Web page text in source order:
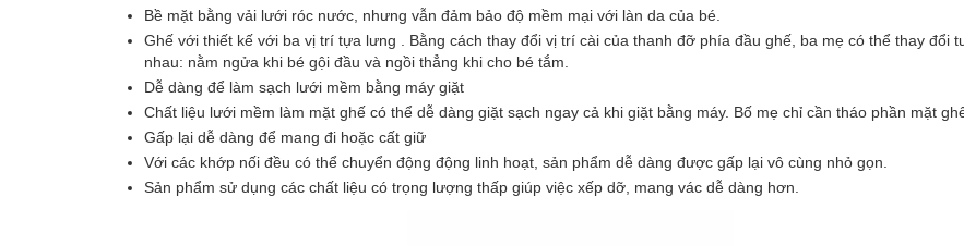
Bề mặt bằng vải lưới róc nước, nhưng vẫn đảm bảo độ mềm mại với làn da của bé.
Ghế với thiết kế với ba vị trí tựa lưng . Bằng cách thay đổi vị trí cài của thanh đỡ phía đầu ghế, ba mẹ có thể thay đổi
nhau: nằm ngửa khi bé gội đầu và ngồi thẳng khi cho bé tắm.
Dễ dàng để làm sạch lưới mềm bằng máy giặt
Chất liệu lưới mềm làm mặt ghế có thể dễ dàng giặt sạch ngay cả khi giặt bằng máy. Bố mẹ chỉ cần tháo phần mặt
Gấp lại dễ dàng để mang đi hoặc cất giữ
Với các khớp nối đều có thể chuyển động động linh hoạt, sản phẩm dễ dàng được gấp lại vô cùng nhỏ gọn.
Sản phẩm sử dụng các chất liệu có trọng lượng thấp giúp việc xếp dỡ, mang vác dễ dàng hơn.